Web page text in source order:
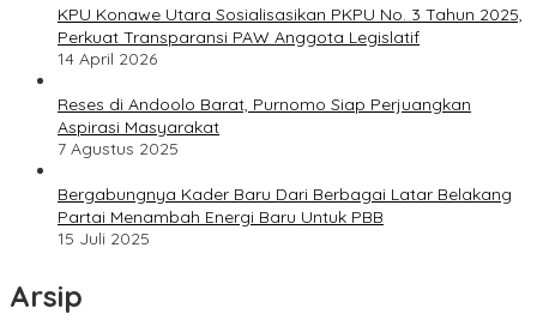
KPU Konawe Utara Sosialisasikan PKPU No. 3 Tahun 2025,
Perkuat Transparansi PAW Anggota Legislatif
14 April 2026
Reses di Andoolo Barat, Purnomo Siap Perjuangkan
Aspirasi Masyarakat
7 Agustus 2025
Bergabungnya Kader Baru Dari Berbagai Latar Belakang
Partai Menambah Energi Baru Untuk PBB
15 Juli 2025
Arsip